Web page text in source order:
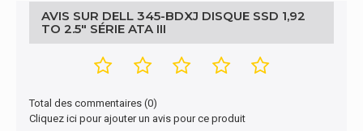
AVIS SUR DELL 345-BDXJ DISQUE SSD 1,92
TO 2.5" SÉRIE ATA III
Total des commentaires (0)
Cliquez ici pour ajouter un avis pour ce produit